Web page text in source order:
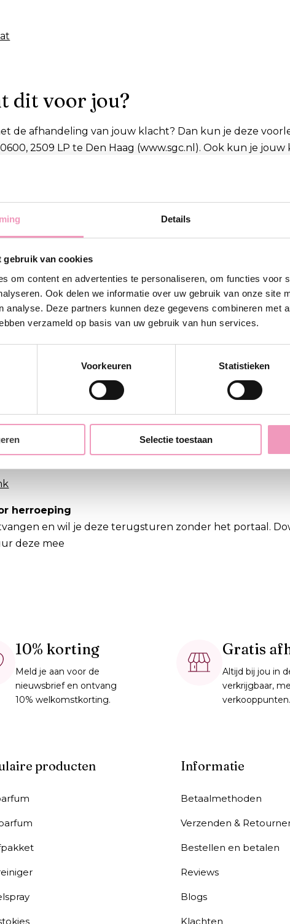
Details
gebruik van cookies
om content en advertenties te personaliseren, om functies voor
Ook delen we informatie over uw gebruik van onze site
analyse. Deze partners kunnen deze gegevens combineren met
verzameld op basis van uw gebruik van hun services.
Voorkeuren Statistieken
Selectie toestaan
dit voor jou?
de afhandeling van jouw klacht? Dan kun je deze
2509 LP te Den Haag (www.sgc.nl). Ook kun je
het Europees ODR Platform (http://ec.europa.eu/
Thuiswinkel
van Thuiswinkel
herroepingsknop
de bestelling herroepen? Dat kan. Omdat je pakketje
vragen de annulering of retour op één van deze
en wilt iets wijzigen
door via
Whatsapp of per email
je wilt annuleren
al ontvangen, of het is onderweg naar je toe
herroeping
en wil je deze terugsturen zonder het portaal.
deze mee
10% korting
Meld je aan voor de
nieuwsbrief en ontvang
10% welkomstkorting.
Gratis
Altijd bij jou in
verkrijgbaar,
verkooppunten.
producten Informatie
Betaalmethoden
Verzenden &
Bestellen en betalen
Reviews
Blogs
Klachten